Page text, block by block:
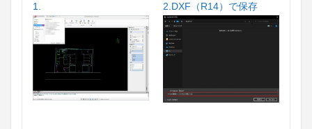
1. 2.DXF（R14）で保存